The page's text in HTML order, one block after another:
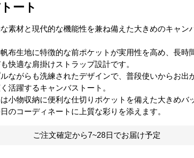
ート
素材と現代的な機能性を兼ね備えた大きめのキャン
布生地に特徴的な前ポケットが実用性を高め、長時
快適な肩掛けストラップ設計です。
ながらも洗練されたデザインで、普段使いからお出
活躍するキャンバストート。
小物収納に便利な仕切りポケットを備えた大きめバ
のコーディネートに上質な彩りを添えます。
ご注文確定から7~28日でお届け予定